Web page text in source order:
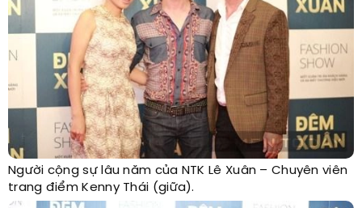
Người cộng sự lâu năm của NTK Lê Xuân – Chuyên viên
trang điểm Kenny Thái (giữa).